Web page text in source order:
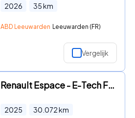
2026 35km
ABD Leeuwarden Leeuwarden (FR)
Vergelijk
Renault Espace - E-Tech Full Hybrid Iconic 5p. 200PK | Head-Up Display | Sola
2025 30.072km